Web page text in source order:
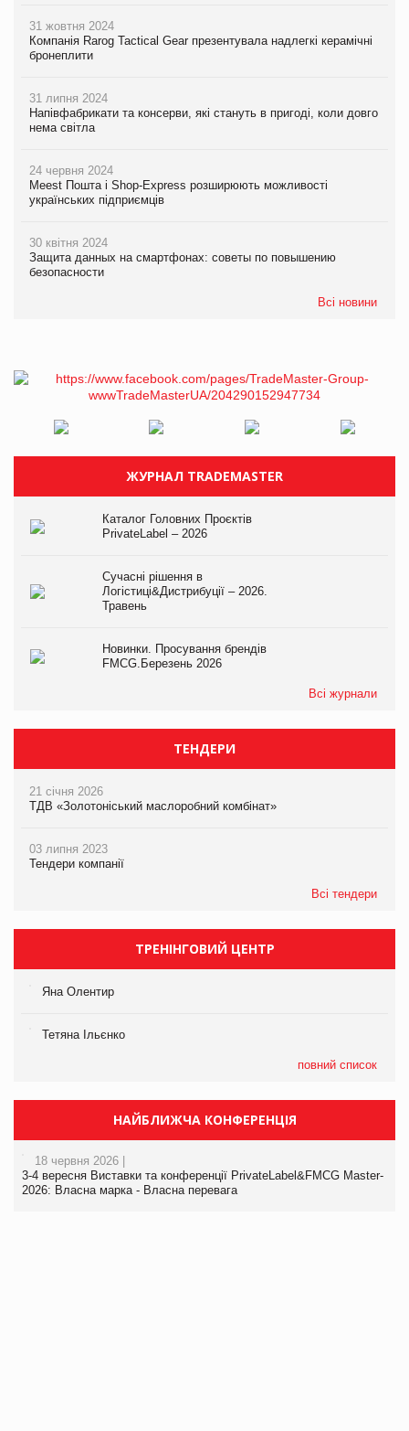
31 жовтня 2024
Компанія Rarog Tactical Gear презентувала надлегкі керамічні
бронеплити
31 липня 2024
Напівфабрикати та консерви, які стануть в пригоді, коли довго
нема світла
24 червня 2024
Meest Пошта і Shop-Express розширюють можливості
українських підприємців
30 квітня 2024
Защита данных на смартфонах: советы по повышению
безопасности
Всі новини
ЖУРНАЛ TRADEMASTER
Каталог Головних Проєктів
PrivateLabel – 2026
Сучасні рішення в
Логістиці&Дистрибуції – 2026.
Травень
Новинки. Просування брендів
FMCG.Березень 2026
Всі журнали
ТЕНДЕРИ
21 січня 2026
ТДВ «Золотоніський маслоробний комбінат»
03 липня 2023
Тендери компанії
Всі тендери
ТРЕНІНГОВИЙ ЦЕНТР
Яна Олентир
Тетяна Ільєнко
повний список
НАЙБЛИЖЧА КОНФЕРЕНЦІЯ
18 червня 2026 |
3-4 вересня Виставки та конференції PrivateLabel&FMCG Master-
2026: Власна марка - Власна перевага